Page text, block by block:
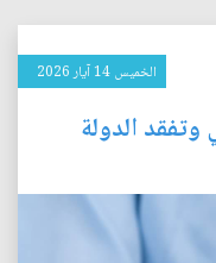
الخميس 14 آيار 2026
الدولة